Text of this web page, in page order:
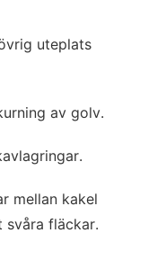
uteplats
av golv.
mellan kakel
svåra fläckar.